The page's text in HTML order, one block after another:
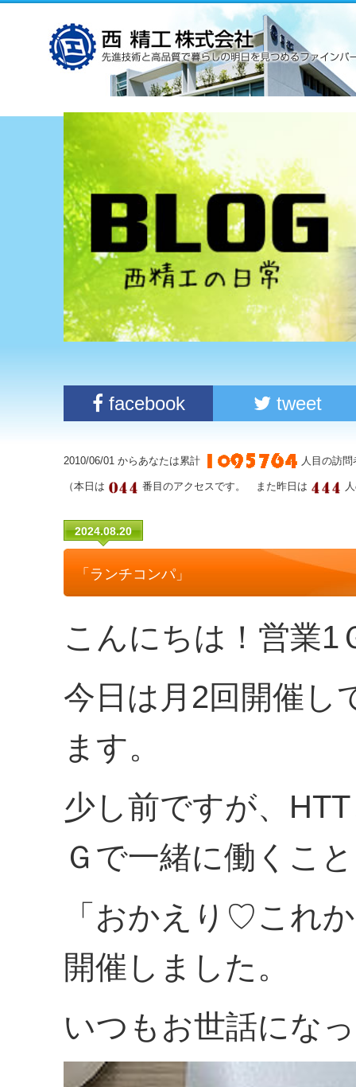
facebook tweet
2010/06/01 からあなたは累計 人目の訪
（本日は 番目のアクセスです。 また昨日は
2024.08.20
「ランチコンパ」
こんにちは！営業
今日は月2回開催し
ます。
少し前ですが、
Ｇで一緒に働くこ
「おかえり♡これ
開催しました。
いつもお世話にな